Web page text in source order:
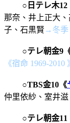
○ 日テレ木12
那奈、井上正大
子、石黒賢→冬季
○テレ朝金9
《宿命 1969-2010
○TBS金10 《
仲里依紗、室井滋
○テレ朝金11